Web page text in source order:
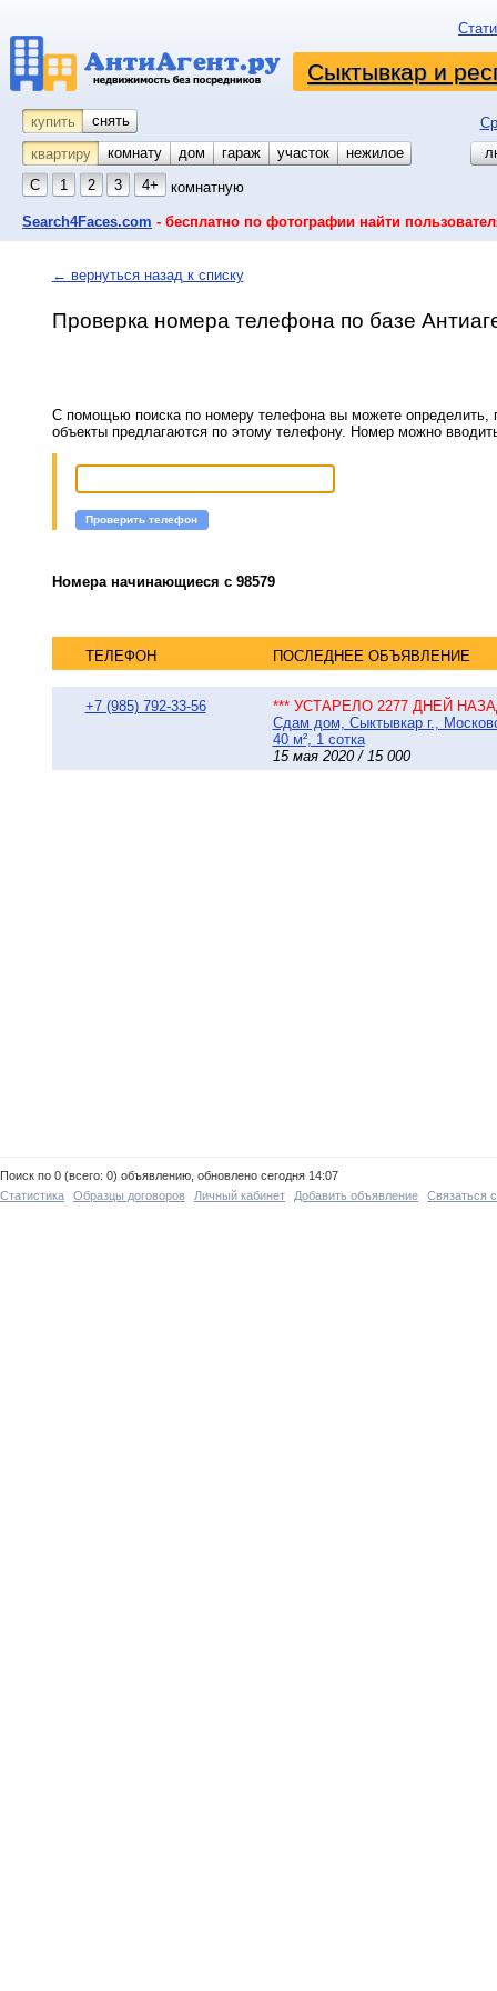
Сыктывкар и
купить снять
квартиру
комнату койко-место
дом гараж участок
нежилое
С
1 2 3 4+ комнатную
Search4Faces.com - бесплатно по фотографии найти
← вернуться назад к списку
Проверка номера телефона по базе
С помощью поиска по номеру телефона вы можете определить,
объекты предлагаются по этому телефону. Номер можно
Проверить телефон
Номера начинающиеся с 98579
ТЕЛЕФОН ПОСЛЕДНЕЕ ОБЪЯВЛЕНИЕ
+7 (985) 792-33-56
*** УСТАРЕЛО 2277 ДНЕЙ
Сдам дом, Сыктывкар г.,
40 м², 1 сотка
15 мая 2020 / 15 000
Поиск по 0 (всего: 0) объявлению, обновлено сегодня 14:07
Статистика
Образцы договоров Личный кабинет Добавить объявление Связаться